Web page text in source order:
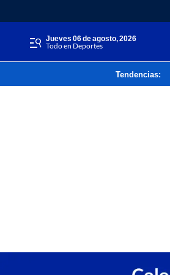
jueves 06 de agosto, 2026
Todo en Deportes
Tendencias: